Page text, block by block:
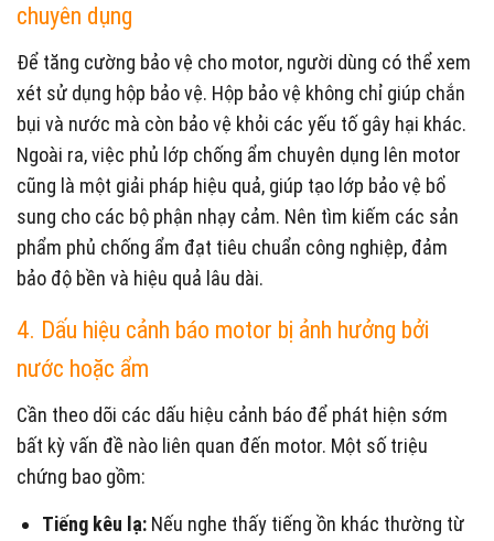
chuyên dụng
Để tăng cường bảo vệ cho motor, người dùng có thể xem
xét sử dụng hộp bảo vệ. Hộp bảo vệ không chỉ giúp chắn
bụi và nước mà còn bảo vệ khỏi các yếu tố gây hại khác.
Ngoài ra, việc phủ lớp chống ẩm chuyên dụng lên motor
cũng là một giải pháp hiệu quả, giúp tạo lớp bảo vệ bổ
sung cho các bộ phận nhạy cảm. Nên tìm kiếm các sản
phẩm phủ chống ẩm đạt tiêu chuẩn công nghiệp, đảm
bảo độ bền và hiệu quả lâu dài.
4. Dấu hiệu cảnh báo motor bị ảnh hưởng bởi
nước hoặc ẩm
Cần theo dõi các dấu hiệu cảnh báo để phát hiện sớm
bất kỳ vấn đề nào liên quan đến motor. Một số triệu
chứng bao gồm:
Tiếng kêu lạ: Nếu nghe thấy tiếng ồn khác thường từ